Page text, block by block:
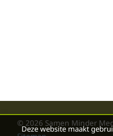
Deze website maakt
© 2026 Samen Minder